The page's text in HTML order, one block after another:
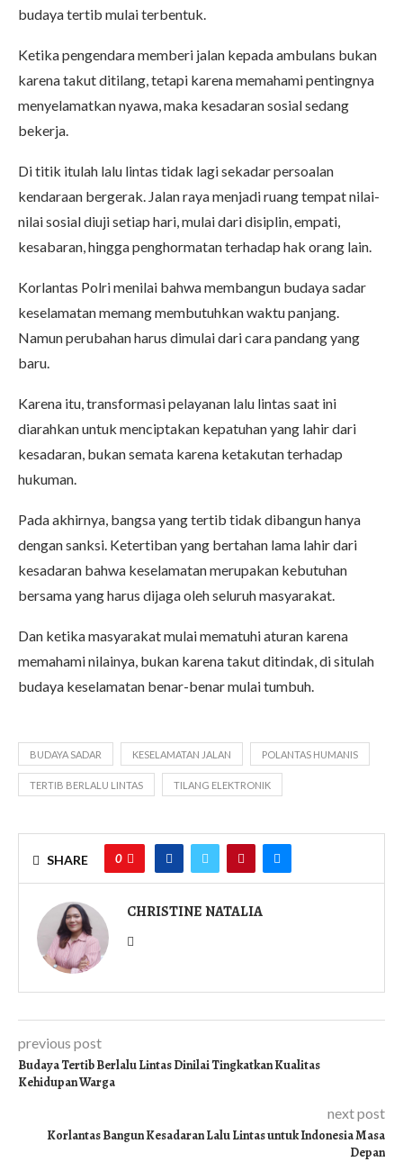
budaya tertib mulai terbentuk.
Ketika pengendara memberi jalan kepada ambulans bukan
karena takut ditilang, tetapi karena memahami pentingnya
menyelamatkan nyawa, maka kesadaran sosial sedang
bekerja.
Di titik itulah lalu lintas tidak lagi sekadar persoalan
kendaraan bergerak. Jalan raya menjadi ruang tempat nilai-
nilai sosial diuji setiap hari, mulai dari disiplin, empati,
kesabaran, hingga penghormatan terhadap hak orang lain.
Korlantas Polri menilai bahwa membangun budaya sadar
keselamatan memang membutuhkan waktu panjang.
Namun perubahan harus dimulai dari cara pandang yang
baru.
Karena itu, transformasi pelayanan lalu lintas saat ini
diarahkan untuk menciptakan kepatuhan yang lahir dari
kesadaran, bukan semata karena ketakutan terhadap
hukuman.
Pada akhirnya, bangsa yang tertib tidak dibangun hanya
dengan sanksi. Ketertiban yang bertahan lama lahir dari
kesadaran bahwa keselamatan merupakan kebutuhan
bersama yang harus dijaga oleh seluruh masyarakat.
Dan ketika masyarakat mulai mematuhi aturan karena
memahami nilainya, bukan karena takut ditindak, di situlah
budaya keselamatan benar-benar mulai tumbuh.
BUDAYA SADAR KESELAMATAN JALAN POLANTAS HUMANIS
TERTIB BERLALU LINTAS TILANG ELEKTRONIK
SHARE 0
CHRISTINE NATALIA
previous post
Budaya Tertib Berlalu Lintas Dinilai Tingkatkan Kualitas
Kehidupan Warga
next post
Korlantas Bangun Kesadaran Lalu Lintas untuk Indonesia Masa
Depan